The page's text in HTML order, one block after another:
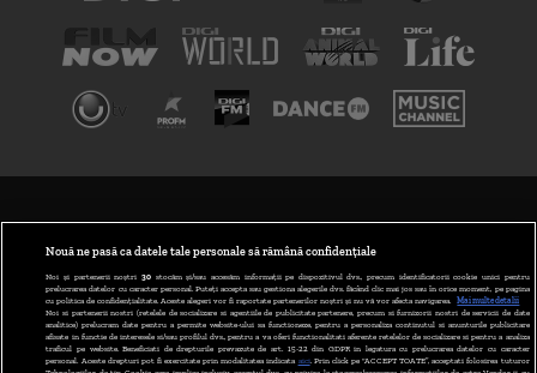
ABONARE DIGI TV
GESTIONAȚI PREFERINȚELE
CODUL DIGI24
Nouă ne pasă ca datele tale personale să rămână confidențiale
Noi și partenerii noștri 30stocăm și/sau accesăm informații pe dispozitivul dvs., precum identificatorii cookie unici pentru
prelucrarea datelor cu caracter personal. Puteți accepta sau gestiona alegerile dvs. făcând clic mai jos sau în orice moment, pe pagina
cu politica de confidențialitate. Aceste alegeri vor fi raportate partenerilor noștri și nu vă vor afecta navigarea.
Mai multe detalii
Noi si partenerii nostri (retelele de socializare si agentiile de publicitate partenere, precum si furnizorii nostri de servicii de date
analitice) prelucram date pentru a permite website-ului sa functioneze, pentru a personaliza continutul si anunturile publicitare
afisate in functie de interesele si/sau profilul dvs., pentru a va oferi functionalitati aferente retelelor de socializare si pentru a analiza
traficul pe website. Beneficiati de drepturile prevazute de art. 15-22 din GDPR in legatura cu prelucrarea datelor cu caracter
personal. Aceste drepturi pot fi exercitate prin modalitatea indicata aici. Prin click pe “ACCEPT TOATE”, acceptati folosirea tuturor